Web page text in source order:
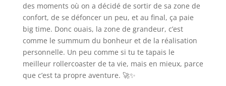
des moments où on a décidé de sortir de sa zone de
confort, de se défoncer un peu, et au final, ça paie
big time. Donc ouais, la zone de grandeur, c’est
comme le summum du bonheur et de la réalisation
personnelle. Un peu comme si tu te tapais le
meilleur rollercoaster de ta vie, mais en mieux, parce
que c’est ta propre aventure. 🚀✨